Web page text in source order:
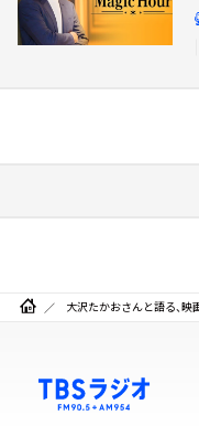
大沢たかおさんと語る、映